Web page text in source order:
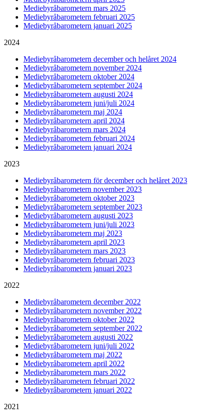
Mediebyråbarometern mars 2025
Mediebyråbarometern februari 2025
Mediebyråbarometern januari 2025
2024
Mediebyråbarometern december och helåret 2024
Mediebyråbarometern november 2024
Mediebyråbarometern oktober 2024
Mediebyråbarometern september 2024
Mediebyråbarometern augusti 2024
Mediebyråbarometern juni/juli 2024
Mediebyråbarometern maj 2024
Mediebyråbarometern april 2024
Mediebyråbarometern mars 2024
Mediebyråbarometern februari 2024
Mediebyråbarometern januari 2024
2023
Mediebyråbarometern för december och helåret 2023
Mediebyråbarometern november 2023
Mediebyråbarometern oktober 2023
Mediebyråbarometern september 2023
Mediebyråbarometern augusti 2023
Mediebyråbarometern juni/juli 2023
Mediebyråbarometern maj 2023
Mediebyråbarometern april 2023
Mediebyråbarometern mars 2023
Mediebyråbarometern februari 2023
Mediebyråbarometern januari 2023
2022
Mediebyråbarometern december 2022
Mediebyråbarometern november 2022
Mediebyråbarometern oktober 2022
Mediebyråbarometern september 2022
Mediebyråbarometern augusti 2022
Mediebyråbarometern juni/juli 2022
Mediebyråbarometern maj 2022
Mediebyråbarometern april 2022
Mediebyråbarometern mars 2022
Mediebyråbarometern februari 2022
Mediebyråbarometern januari 2022
2021